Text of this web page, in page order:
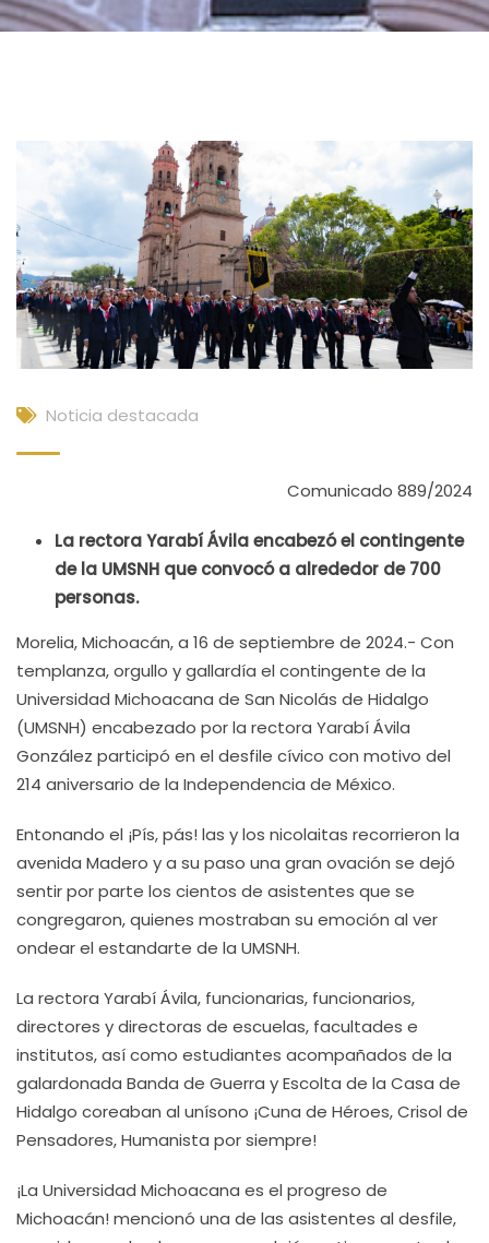
Noticia destacada
Comunicado 889/2024
La rectora Yarabí Ávila encabezó el contingente
de la UMSNH que convocó a alrededor de 700
personas.
Morelia, Michoacán, a 16 de septiembre de 2024.- Con
templanza, orgullo y gallardía el contingente de la
Universidad Michoacana de San Nicolás de Hidalgo
(UMSNH) encabezado por la rectora Yarabí Ávila
González participó en el desfile cívico con motivo del
214 aniversario de la Independencia de México.
Entonando el ¡Pís, pás! las y los nicolaitas recorrieron la
avenida Madero y a su paso una gran ovación se dejó
sentir por parte los cientos de asistentes que se
congregaron, quienes mostraban su emoción al ver
ondear el estandarte de la UMSNH.
La rectora Yarabí Ávila, funcionarias, funcionarios,
directores y directoras de escuelas, facultades e
institutos, así como estudiantes acompañados de la
galardonada Banda de Guerra y Escolta de la Casa de
Hidalgo coreaban al unísono ¡Cuna de Héroes, Crisol de
Pensadores, Humanista por siempre!
¡La Universidad Michoacana es el progreso de
Michoacán! mencionó una de las asistentes al desfile,